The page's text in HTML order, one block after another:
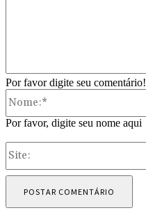
Por favor digite seu comentário!
Por favor, digite seu nome aqui